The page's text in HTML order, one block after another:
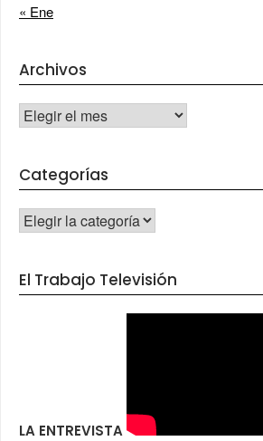
« Ene
Archivos
Archivos
Categorías
CATEGORÍAS
El Trabajo Televisión
LA ENTREVISTA